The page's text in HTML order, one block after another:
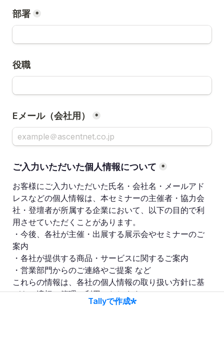
部署 *
役職
Eメール（会社用） *
ご入力いただいた個人情報について *
お客様にご入力いただいた氏名・会社名・メールアド
レスなどの個人情報は、本セミナーの主催者・協力会
社・登壇者が所属する企業において、以下の目的で利
用させていただくことがあります。
・今後、各社が主催・出展する展示会やセミナーのご
案内
・各社が提供する商品・サービスに関するご案内
・営業部門からのご連絡やご提案 など
これらの情報は、各社の個人情報の取り扱い方針に基
づき、適切に管理・利用いたします。
Tallyで作成